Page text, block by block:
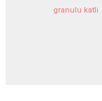
granulu katli